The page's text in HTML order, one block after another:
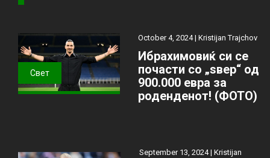
Свет
October 4, 2024 |Kristijan Trajchov
Ибрахимовиќ си се
почасти со „ѕвер“ од
900.000 евра за
роденденот! (ФОТО)
September 13, 2024 | Kristijan